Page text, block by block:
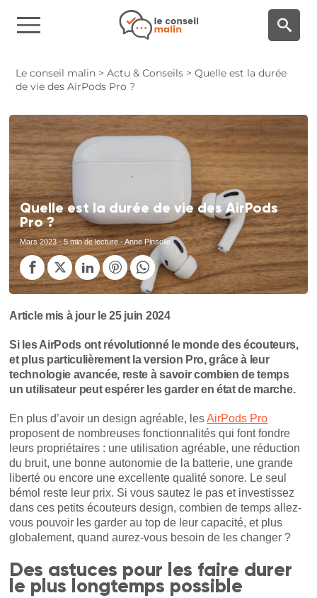
Le conseil malin >Actu & Conseils >Quelle est la durée
de vie des AirPods Pro ?
Quelle est la durée de vie des AirPods
Pro ?
Mars 2023- 5 min de lecture - Anne Pinsolle
Article mis à jour le 25 juin 2024
Si les AirPods ont révolutionné le monde des écouteurs,
et plus particulièrement la version Pro, grâce à leur
technologie avancée, reste à savoir combien de temps
un utilisateur peut espérer les garder en état de marche.
En plus d’avoir un design agréable, lesAirPods Pro
proposent de nombreuses fonctionnalités qui font fondre
leurs propriétaires : une utilisation agréable, une réduction
du bruit, une bonne autonomie de la batterie, une grande
liberté ou encore une excellente qualité sonore. Le seul
bémol reste leur prix. Si vous sautez le pas et investissez
dans ces petits écouteurs design, combien de temps allez-
vous pouvoir les garder au top de leur capacité, et plus
globalement, quand aurez-vous besoin de les changer ?
Des astuces pour les faire durer
le plus longtemps possible